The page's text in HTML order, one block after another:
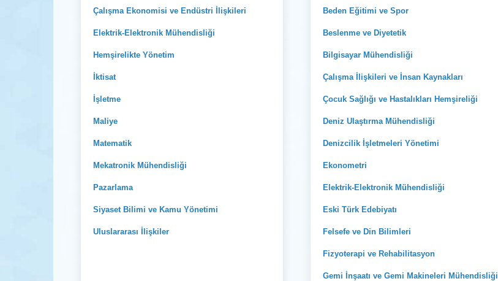
Çalışma Ekonomisi ve Endüstri İlişkileri
Elektrik-Elektronik Mühendisliği
Hemşirelikte Yönetim
İktisat
İşletme
Maliye
Matematik
Mekatronik Mühendisliği
Pazarlama
Siyaset Bilimi ve Kamu Yönetimi
Uluslararası İlişkiler
Beden Eğitimi ve Spor
Beslenme ve Diyetetik
Bilgisayar Mühendisliği
Çalışma İlişkileri ve İnsan Kaynakları
Çocuk Sağlığı ve Hastalıkları Hemşireliği
Deniz Ulaştırma Mühendisliği
Denizcilik İşletmeleri Yönetimi
Ekonometri
Elektrik-Elektronik Mühendisliği
Eski Türk Edebiyatı
Felsefe ve Din Bilimleri
Fizyoterapi ve Rehabilitasyon
Gemi İnşaatı ve Gemi Makineleri Mühendisliği